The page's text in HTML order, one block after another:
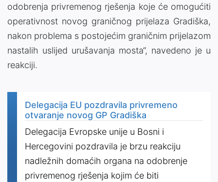
odobrenja privremenog rješenja koje će omogućiti
operativnost novog graničnog prijelaza Gradiška,
nakon problema s postojećim graničnim prijelazom
nastalih uslijed urušavanja mosta“, navedeno je u
reakciji.
Delegacija EU pozdravila privremeno
otvaranje novog GP Gradiška
Delegacija Evropske unije u Bosni i
Hercegovini pozdravila je brzu reakciju
nadležnih domaćih organa na odobrenje
privremenog rješenja kojim će biti